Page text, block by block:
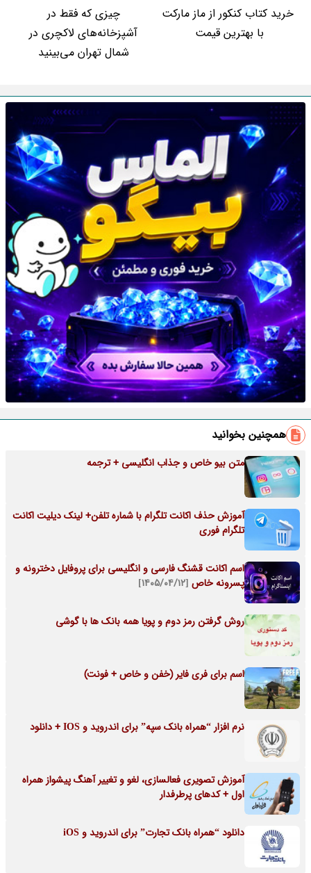
خرید کتاب کنکور از ماز مارکت
با بهترین قیمت
چیزی که فقط در
آشپزخانه‌های لاکچری در
شمال تهران می‌بینید
همچنین بخوانید
متن بیو خاص و جذاب انگلیسی + ترجمه
آموزش حذف اکانت تلگرام با شماره تلفن+ لینک دیلیت اکانت
تلگرام فوری
اسم اکانت قشنگ فارسی و انگلیسی برای پروفایل دخترونه و
پسرونه خاص [۱۴۰۵/۰۴/۱۲]
روش گرفتن رمز دوم و پویا همه بانک ها با گوشی
اسم برای فری فایر (خفن و خاص + فونت)
نرم افزار “همراه بانک سپه” برای اندروید و IOS + دانلود
آموزش تصویری فعالسازی، لغو و تغییر آهنگ پیشواز همراه
اول + کدهای پرطرفدار
دانلود “همراه بانک تجارت” برای اندروید و iOS